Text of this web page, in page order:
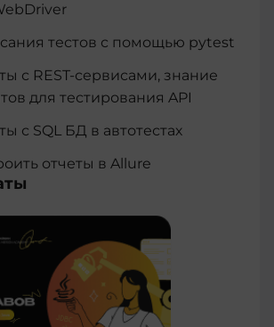
тестов с помощью pytest
с REST-сервисами, знание
для тестирования API
с SQL БД в автотестах
отчеты в Allure